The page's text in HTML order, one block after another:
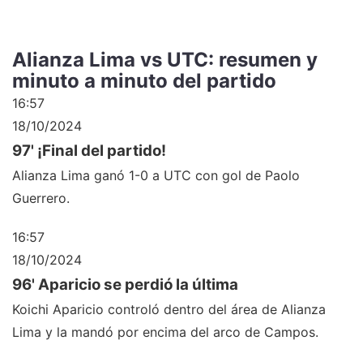
Alianza Lima vs UTC: resumen y
minuto a minuto del partido
16:57
18/10/2024
97' ¡Final del partido!
Alianza Lima ganó 1-0 a UTC con gol de Paolo
Guerrero.
16:57
18/10/2024
96' Aparicio se perdió la última
Koichi Aparicio controló dentro del área de Alianza
Lima y la mandó por encima del arco de Campos.